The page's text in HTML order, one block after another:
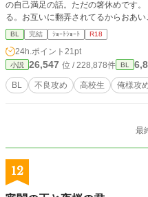
の自己満足の話。ただの箸休めです
る。お互いに翻弄されてるからおあいこ。 設定の詳細を本編とは別に
ります。読むと話の理解度とその後
り) 世界観めちゃくちゃです。許せる
BL 完結 ｼｮｰﾄｼｮｰﾄ R18
24h.ポイント 21pt
小説 26,547 位 / 228,878件 BL
BL 不良攻め 高校生 俺様攻
最
12